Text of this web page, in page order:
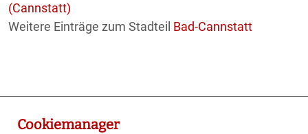
(Cannstatt)
Weitere Einträge zum Stadteil Bad-Cannstatt
Cookiemanager